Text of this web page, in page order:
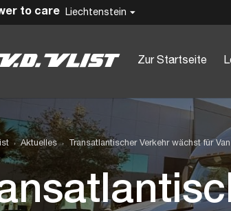
Liechtenstein
Zur Startseite
to care
Aktuelles Transatlantischer Verkehr wächst für